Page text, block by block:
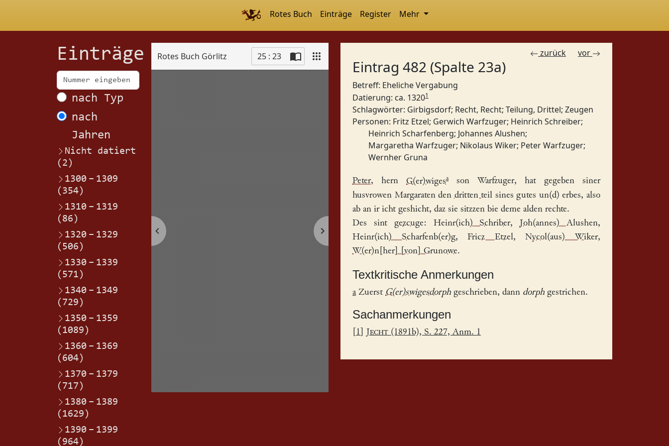
Rotes Buch Einträge Register Mehr
Einträge
nach Typ
nach
Jahren
Nicht datiert
(2)
1300 – 1309
(354)
1310 – 1319
(86)
1320 – 1329
(506)
1330 – 1339
(571)
1340 – 1349
(729)
1350 – 1359
(1089)
1360 – 1369
(604)
1370 – 1379
(717)
1380 – 1389
(1629)
1390 – 1399
(964)
Rotes Buch Görlitz 25 : 23 zurück vor
Eintrag 482 (Spalte 23a)
Betreff: Eheliche Vergabung
Datierung: ca. 13201
Schlagwörter: Girbigsdorf; Recht, Recht; Teilung, Drittel; Zeugen
Personen: Fritz Etzel; Gerwich Warfzuger; Heinrich Schreiber;
Heinrich Scharfenberg; Johannes Alushen;
Margaretha Warfzuger; Nikolaus Wiker; Peter Warfzuger;
Wernher Gruna
Peter, hern G(er)wigesason Warfzuger, hat gegeben siner
husvrowen Margaratenden dritten teil sines gutes un(d) erbes, also
ab an ir icht geshicht, daz sie sitzzen bie deme alden rechte.
Des sint gezcuge: Heinr(ich) Schriber, Joh(annes) Alushen,
Heinr(ich) Scharfenb(er)g,Fricz Etzel,Nycol(aus) Wiker,
W(er)n[her] [von] Grunowe.
Textkritische Anmerkungen
aZuerst G(er)swigesdorph geschrieben, dann dorph gestrichen.
Sachanmerkungen
1 Jecht (1891b), S. 227, Anm. 1